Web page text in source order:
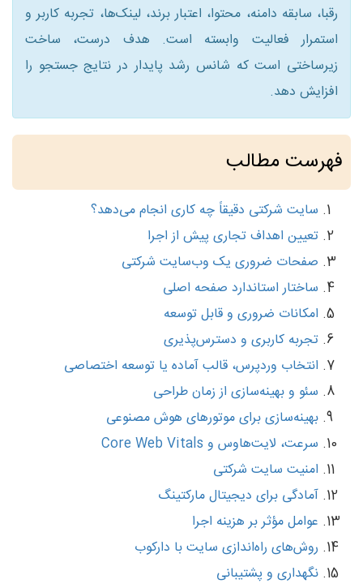
رقبا، سابقه دامنه، محتوا، اعتبار برند، لینک‌ها، تجربه کاربر و
استمرار فعالیت وابسته است. هدف درست، ساخت
زیرساختی است که شانس رشد پایدار در نتایج جستجو را
افزایش دهد.
فهرست مطالب
سایت شرکتی دقیقاً چه کاری انجام می‌دهد؟
تعیین اهداف تجاری پیش از اجرا
صفحات ضروری یک وب‌سایت شرکتی
ساختار استاندارد صفحه اصلی
امکانات ضروری و قابل توسعه
تجربه کاربری و دسترس‌پذیری
انتخاب وردپرس، قالب آماده یا توسعه اختصاصی
سئو و بهینه‌سازی از زمان طراحی
بهینه‌سازی برای موتورهای هوش مصنوعی
سرعت، لایت‌هاوس و Core Web Vitals
امنیت سایت شرکتی
آمادگی برای دیجیتال مارکتینگ
عوامل مؤثر بر هزینه اجرا
روش‌های راه‌اندازی سایت با دارکوب
نگهداری و پشتیبانی